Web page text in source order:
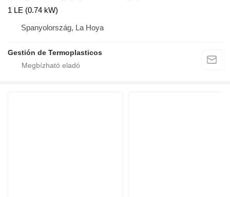
1 LE (0.74 kW)
Spanyolország, La Hoya
Gestión de Termoplasticos